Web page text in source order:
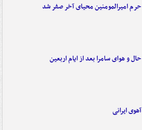
حرم امیرالمومنین محیای آخر صفر شد
حال و هوای سامرا بعد از ایام اربعین
آهوی ایرانی